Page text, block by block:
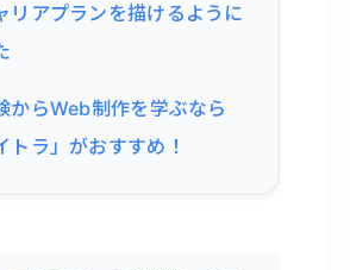
リアプランを描けるように
からWeb制作を学ぶなら
トラ」がおすすめ！